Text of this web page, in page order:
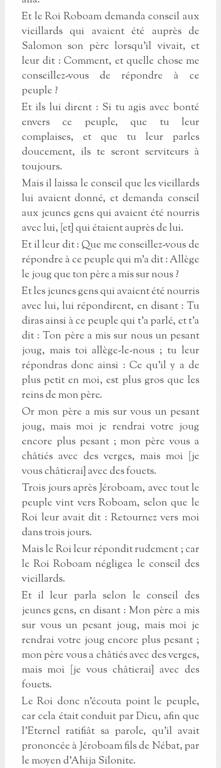
Et le Roi Roboam demanda conseil aux
vieillards qui avaient été auprès de
Salomon son père lorsqu’il vivait, et
leur dit : Comment, et quelle chose me
conseillez-vous de répondre à ce
peuple ?
Et ils lui dirent : Si tu agis avec bonté
envers ce peuple, que tu leur
complaises, et que tu leur parles
doucement, ils te seront serviteurs à
toujours.
Mais il laissa le conseil que les vieillards
lui avaient donné, et demanda conseil
aux jeunes gens qui avaient été nourris
avec lui, [et] qui étaient auprès de lui.
Et il leur dit : Que me conseillez-vous de
répondre à ce peuple qui m’a dit : Allège
le joug que ton père a mis sur nous ?
Et les jeunes gens qui avaient été nourris
avec lui, lui répondirent, en disant : Tu
diras ainsi à ce peuple qui t’a parlé, et t’a
dit : Ton père a mis sur nous un pesant
joug, mais toi allège-le-nous ; tu leur
répondras donc ainsi : Ce qu’il y a de
plus petit en moi, est plus gros que les
reins de mon père.
Or mon père a mis sur vous un pesant
joug, mais moi je rendrai votre joug
encore plus pesant ; mon père vous a
châtiés avec des verges, mais moi [je
vous châtierai] avec des fouets.
Trois jours après Jéroboam, avec tout le
peuple vint vers Roboam, selon que le
Roi leur avait dit : Retournez vers moi
dans trois jours.
Mais le Roi leur répondit rudement ; car
le Roi Roboam négligea le conseil des
vieillards.
Et il leur parla selon le conseil des
jeunes gens, en disant : Mon père a mis
sur vous un pesant joug, mais moi je
rendrai votre joug encore plus pesant ;
mon père vous a châtiés avec des verges,
mais moi [je vous châtierai] avec des
fouets.
Le Roi donc n’écouta point le peuple,
car cela était conduit par Dieu, afin que
l’Eternel ratifiât sa parole, qu’il avait
prononcée à Jéroboam fils de Nébat, par
le moyen d’Ahija Silonite.